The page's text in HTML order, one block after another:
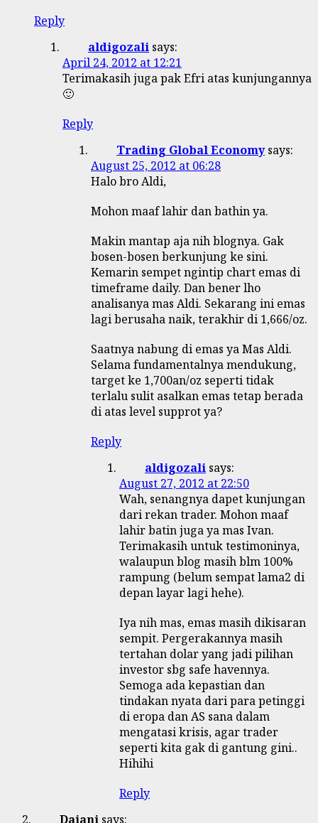
Reply
aldigozali says:
April 24, 2012 at 12:21
Terimakasih juga pak Efri atas kunjungannya
🙂
Reply
Trading Global Economy says:
August 25, 2012 at 06:28
Halo bro Aldi,
Mohon maaf lahir dan bathin ya.
Makin mantap aja nih blognya. Gak
bosen-bosen berkunjung ke sini.
Kemarin sempet ngintip chart emas di
timeframe daily. Dan bener lho
analisanya mas Aldi. Sekarang ini emas
lagi berusaha naik, terakhir di 1,666/oz.
Saatnya nabung di emas ya Mas Aldi.
Selama fundamentalnya mendukung,
target ke 1,700an/oz seperti tidak
terlalu sulit asalkan emas tetap berada
di atas level supprot ya?
Reply
aldigozali says:
August 27, 2012 at 22:50
Wah, senangnya dapet kunjungan
dari rekan trader. Mohon maaf
lahir batin juga ya mas Ivan.
Terimakasih untuk testimoninya,
walaupun blog masih blm 100%
rampung (belum sempat lama2 di
depan layar lagi hehe).
Iya nih mas, emas masih dikisaran
sempit. Pergerakannya masih
tertahan dolar yang jadi pilihan
investor sbg safe havennya.
Semoga ada kepastian dan
tindakan nyata dari para petinggi
di eropa dan AS sana dalam
mengatasi krisis, agar trader
seperti kita gak di gantung gini..
Hihihi
Reply
Daiani says: